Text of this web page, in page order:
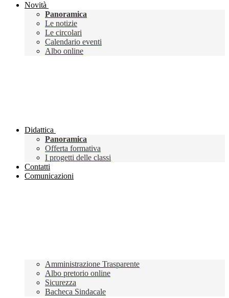
Novità
Panoramica
Le notizie
Le circolari
Calendario eventi
Albo online
Didattica
Panoramica
Offerta formativa
I progetti delle classi
Contatti
Comunicazioni
Amministrazione Trasparente
Albo pretorio online
Sicurezza
Bacheca Sindacale